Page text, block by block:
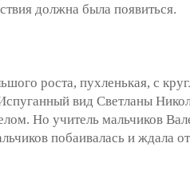
должна была появиться.
роста, пухленькая, с
вид Светланы
Но учитель мальчиков
побаивалась и ждала